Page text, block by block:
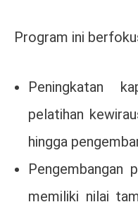
Program ini
Peningkatan
pelatihan
hingga
Pengembangan
memiliki nilai